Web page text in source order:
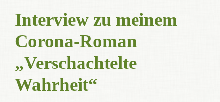
Interview zu meinem
Corona-Roman
„Verschachtelte
Wahrheit“